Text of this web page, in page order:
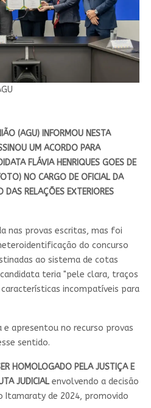
(AGU) INFORMOU NESTA
UM ACORDO PARA
FLÁVIA HENRIQUES GOES DE
NO CARGO DE OFICIAL DA
DAS RELAÇÕES EXTERIORES
nas provas escritas, mas foi
do concurso
ao sistema de cotas
candidata teria "pele clara, traços
incompatíveis para
e apresentou no recurso provas
sentido.
HOMOLOGADO PELA JUSTIÇA E
JUDICIALenvolvendo a decisão
Itamaraty de 2024, promovido